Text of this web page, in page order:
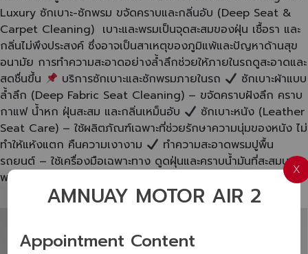
Luxury ซักเบาะ-ซักพรม ขจัดคราบและกลิ่นอับ (Deep Seat &
Carpet Cleaning) เบาะและพรมเป็นจุดสะสมของฝุ่น เชื้อรา และ
กลิ่นไม่พึงประสงค์ ซึ่งอาจเป็นสาเหตุของภูมิแพ้และปัญหาด้านสุข
อนามัย การทำความสะอาดอย่างล้ำลึกช่วยให้ภายในรถดูสะอาดและ
สดชื่นขึ้น
บริการซักเบาะและซักพรมภายในรถ
ซักเบาะผ้าแบบ
ล้ำลึก (Deep Fabric Seat Cleaning) – ขจัดคราบฝังลึก คราบ
กาแฟ น้ำหก ฝุ่นสะสม และกลิ่นเหม็นอับ
ซักเบาะหนัง (Leather
Seat Care) – ใช้ผลิตภัณฑ์เฉพาะที่ช่วยรักษาความนุ่มของหนัง ไม่
ทำให้แห้งแตก คืนความเงางาม
ทำความสะอาดพรมปูพื้น
รถยนต์ – ใช้เครื่องมือเฉพาะทาง ดูดฝุ่นและคราบน้ำมันที่สะสมบน
พรม
AMNUAY MOTOR AIR 2
Appointment Content
X